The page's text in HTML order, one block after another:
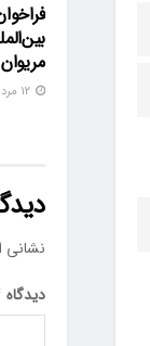
مریوان
نشانی
دیدگاه